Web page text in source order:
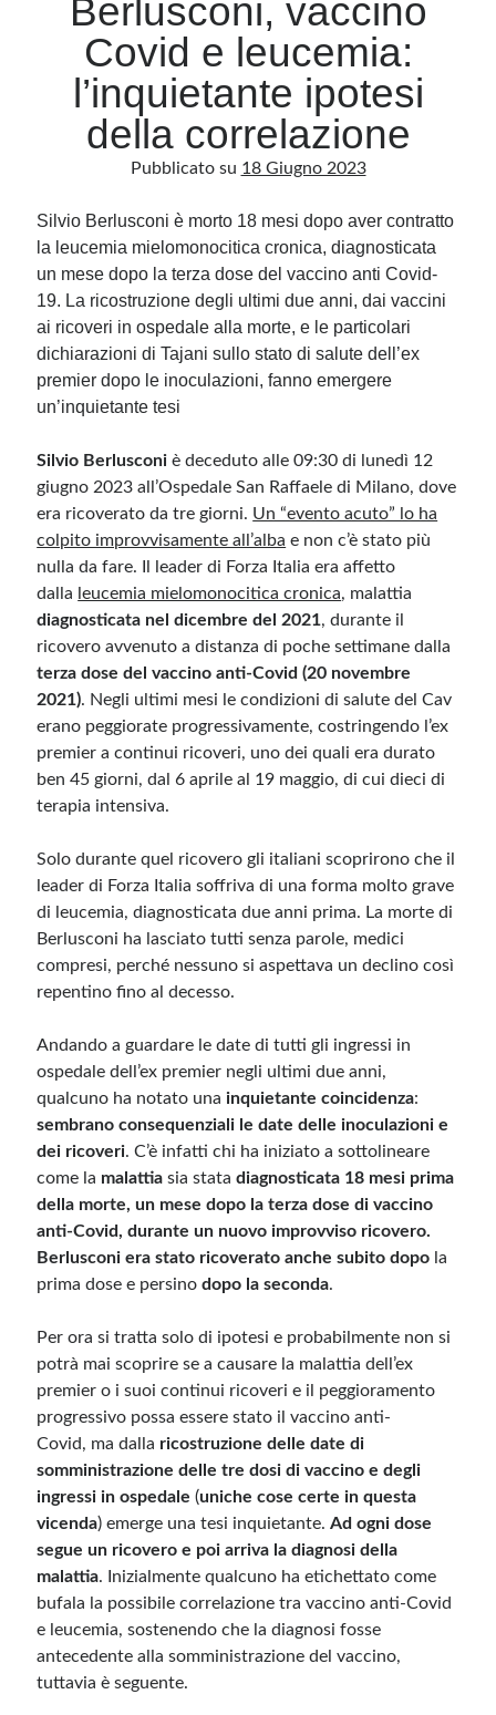
Archivio
Questo blog non rappresenta una testata giornalistica, in quanto viene aggiornato
senza alcuna periodicità. Non può pertanto considerarsi un prodotto editoriale ai
sensi della legge n· 62 del 7.03.2001. L’autore non è responsabile di quanto
pubblicato dai lettori nei commenti ai vari post. Saranno comunque cancellati quelli
ritenuti offensivi o lesivi dell’immagine o dell’onorabilità di terzi, di genere spam,
razzisti o che contengano dati personali non conformi al rispetto delle norme sulla
privacy. Alcune immagini inserite in questo blog sono tratte da Internet e, pertanto,
considerate di pubblico dominio. Qualora la loro pubblicazione violasse eventuali
tramite link né del loro contenuto, che può essere soggetto a variazioni nel tempo.
Meta
Accedi
Feed dei contenuti
Feed dei commenti
WordPress.org
Berlusconi, vaccino
Covid e leucemia:
l’inquietante ipotesi
della correlazione
Pubblicato su 18 Giugno 2023
Silvio Berlusconi è morto 18 mesi dopo aver contratto
la leucemia mielomonocitica cronica, diagnosticata
un mese dopo la terza dose del vaccino anti Covid-
19. La ricostruzione degli ultimi due anni, dai vaccini
ai ricoveri in ospedale alla morte, e le particolari
dichiarazioni di Tajani sullo stato di salute dell’ex
premier dopo le inoculazioni, fanno emergere
un’inquietante tesi
Silvio Berlusconi è deceduto alle 09:30 di lunedì 12
giugno 2023 all’Ospedale San Raffaele di Milano, dove
era ricoverato da tre giorni. Un “evento acuto” lo ha
colpito improvvisamente all’alba e non c’è stato più
nulla da fare. Il leader di Forza Italia era affetto
dalla leucemia mielomonocitica cronica, malattia
diagnosticata nel dicembre del 2021, durante il
ricovero avvenuto a distanza di poche settimane dalla
terza dose del vaccino anti-Covid (20 novembre
2021). Negli ultimi mesi le condizioni di salute del Cav
erano peggiorate progressivamente, costringendo l’ex
premier a continui ricoveri, uno dei quali era durato
ben 45 giorni, dal 6 aprile al 19 maggio, di cui dieci di
terapia intensiva.
Solo durante quel ricovero gli italiani scoprirono che il
leader di Forza Italia soffriva di una forma molto grave
di leucemia, diagnosticata due anni prima. La morte di
Berlusconi ha lasciato tutti senza parole, medici
compresi, perché nessuno si aspettava un declino così
repentino fino al decesso.
Andando a guardare le date di tutti gli ingressi in
ospedale dell’ex premier negli ultimi due anni,
qualcuno ha notato unainquietante coincidenza:
sembrano consequenziali le date delle inoculazioni e
dei ricoveri. C’è infatti chi ha iniziato a sottolineare
come la malattia sia statadiagnosticata 18 mesi prima
della morte, un mese dopo la terza dose di vaccino
anti-Covid, durante un nuovo improvviso ricovero.
Berlusconi era stato ricoverato anche subito dopo la
prima dose e persinodopo la seconda.
Per ora si tratta solo di ipotesi e probabilmente non si
potrà mai scoprire se a causare la malattia dell’ex
premier o i suoi continui ricoveri e il peggioramento
progressivo possa essere stato il vaccino anti-
Covid, ma dalla ricostruzione delle date di
somministrazione delle tre dosi di vaccino e degli
ingressi in ospedale (uniche cose certe in questa
vicenda) emerge una tesi inquietante.Ad ogni dose
segue un ricovero e poi arriva la diagnosi della
malattia. Inizialmente qualcuno ha etichettato come
bufala la possibile correlazione tra vaccino anti-Covid
e leucemia, sostenendo che la diagnosi fosse
antecedente alla somministrazione del vaccino,
tuttavia è seguente.